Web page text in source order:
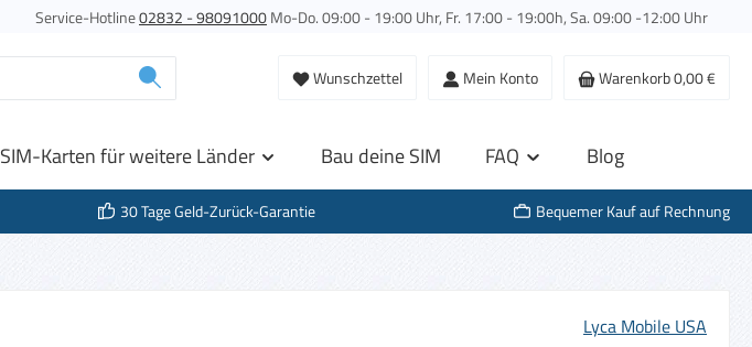
Service-Hotline02832 - 98091000Mo-Do. 09:00 - 19:00 Uhr, Fr. 17:00 - 19:00h, Sa. 09:00 -12:00 Uhr
Wunschzettel Mein Konto Warenkorb0,00 €
SIM-Karten für weitere Länder Bau deine SIM FAQ Blog
30 Tage Geld-Zurück-Garantie
Bequemer Kauf auf Rechnung
Lyca Mobile USA